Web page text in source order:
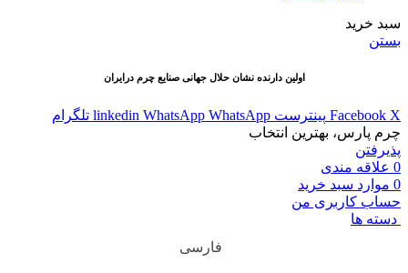
سبد خرید
بستن
اولین دارنده نشان حلال جهانی صنایع چرم درایران
Facebook X پینترست linkedin WhatsApp WhatsApp
تلگرام
چرم پارس، بهترین انتخاب
پذیرفتن
0 علاقه مندی
0 موارد سبد خرید
حساب کاربری من
دسته ها
فارسی